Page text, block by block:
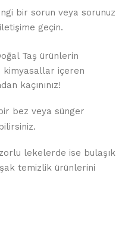
bir sorun veya sorunuz
geçin.
Taş ürünlerin
kimyasallar içeren
kaçınınız!
bez veya sünger
lekelerde ise bulaşık
temizlik ürünlerini